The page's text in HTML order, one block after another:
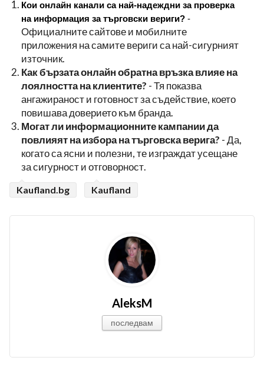
Кои онлайн канали са най-надеждни за проверка
на информация за търговски вериги?
Официалните сайтове и мобилните
приложения на самите вериги са най-сигурният
източник.
Как бързата онлайн обратна връзка влияе на
лоялността на клиентите? - Тя показва
ангажираност и готовност за съдействие, което
повишава доверието към бранда.
Могат ли информационните кампании да
повлияят на избора на търговска верига? - Да,
когато са ясни и полезни, те изграждат усещане
за сигурност и отговорност.
Kaufland.bg Kaufland
AleksM
последвам